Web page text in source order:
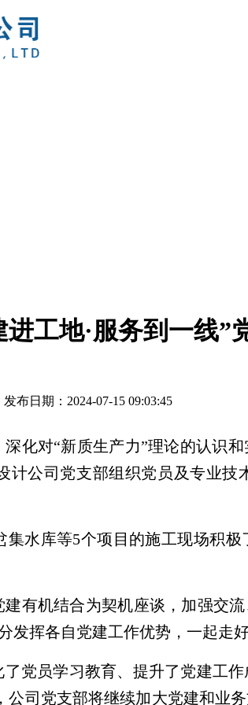
工地·服务到一线”
发布日期：2024-07-15 09:03:45
化对“新质生产力”理论的认识
公司党支部组织党员及专业
水库等5个项目的施工现场积
有机结合为契机座谈，加强交
挥各自党建工作优势，一起走
党员学习教育、提升了党建工
司党支部将继续加大党建和业